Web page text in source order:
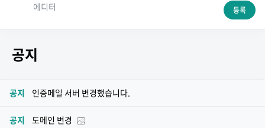
에디터 등록
공지
공지 인증메일 서버 변경했습니다.
공지 도메인 변경